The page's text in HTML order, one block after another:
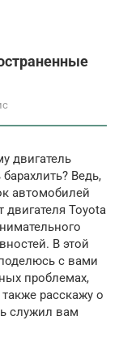
двигатель
Ведь,
автомобилей
Toyota
В этой
с вами
проблемах,
расскажу о
служил вам